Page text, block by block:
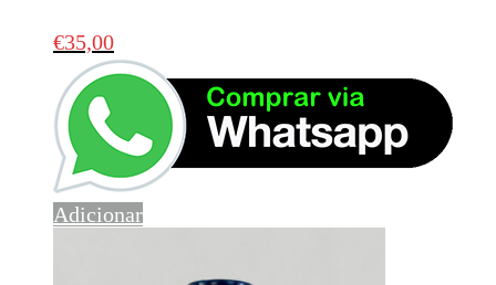
€35,00
Adicionar